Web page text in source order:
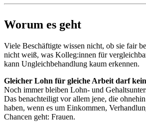
Worum es geht
Viele Beschäftigte wissen nicht, ob sie fair
nicht weiß, was Kolleg:innen für
kann Ungleichbehandlung kaum erkennen.
Gleicher Lohn für gleiche Arbeit darf
Noch immer bleiben Lohn- und
Das benachteiligt vor allem jene, die
haben, wenn es um Einkommen,
Chancen geht: Frauen.